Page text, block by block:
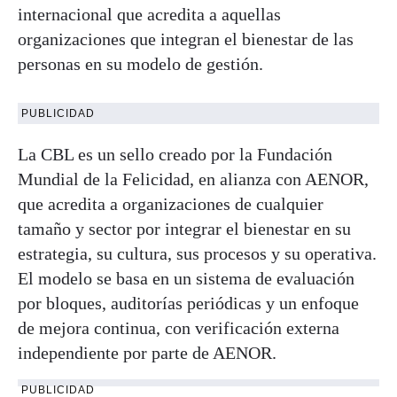
internacional que acredita a aquellas
organizaciones que integran el bienestar de las
personas en su modelo de gestión.
PUBLICIDAD
La CBL es un sello creado por la Fundación
Mundial de la Felicidad, en alianza con AENOR,
que acredita a organizaciones de cualquier
tamaño y sector por integrar el bienestar en su
estrategia, su cultura, sus procesos y su operativa.
El modelo se basa en un sistema de evaluación
por bloques, auditorías periódicas y un enfoque
de mejora continua, con verificación externa
independiente por parte de AENOR.
PUBLICIDAD